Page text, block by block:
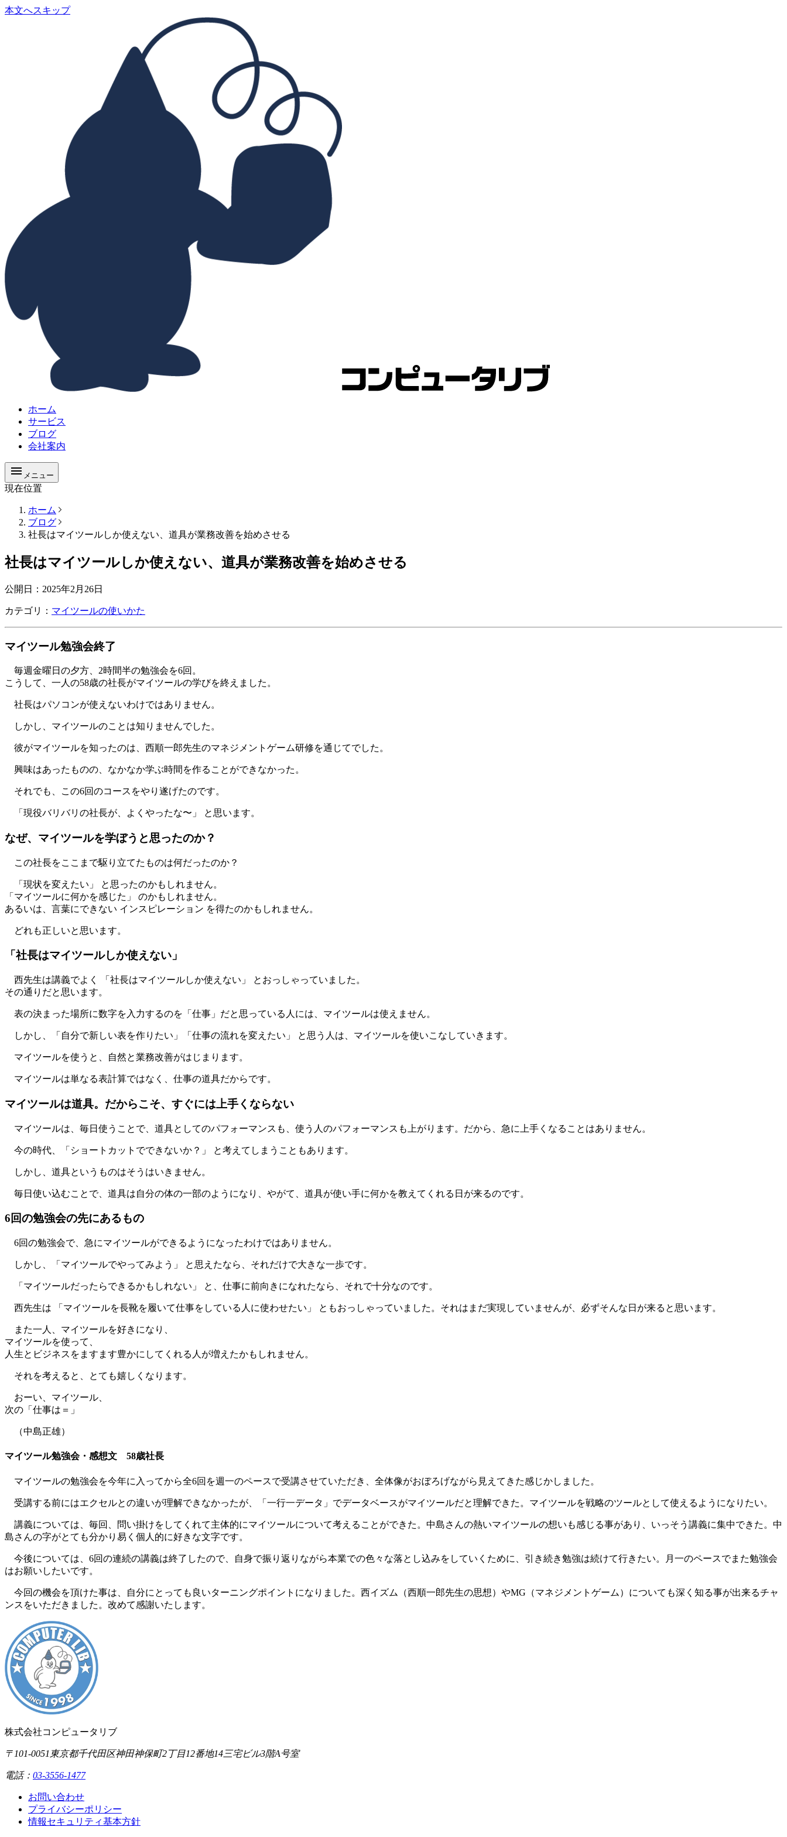
本文へスキップ
ホーム
サービス
ブログ
会社案内
メニュー
現在位置
ホーム
ブログ
社長はマイツールしか使えない、道具が業務改善を始めさせる
社長はマイツールしか使えない、道具が業務改善を始めさせる
公開日： 2025年2月26日
カテゴリ： マイツールの使いかた
マイツール勉強会終了
毎週金曜日の夕方、2時間半の勉強会を6回。
こうして、一人の58歳の社長がマイツールの学びを終えました。
社長はパソコンが使えないわけではありません。
しかし、マイツールのことは知りませんでした。
彼がマイツールを知ったのは、西順一郎先生のマネジメントゲーム研修を通じてでした。
興味はあったものの、なかなか学ぶ時間を作ることができなかった。
それでも、この6回のコースをやり遂げたのです。
「現役バリバリの社長が、よくやったな〜」 と思います。
なぜ、マイツールを学ぼうと思ったのか？
この社長をここまで駆り立てたものは何だったのか？
「現状を変えたい」 と思ったのかもしれません。
「マイツールに何かを感じた」 のかもしれません。
あるいは、言葉にできない インスピレーション を得たのかもしれません。
どれも正しいと思います。
「社長はマイツールしか使えない」
西先生は講義でよく 「社長はマイツールしか使えない」 とおっしゃっていました。
その通りだと思います。
表の決まった場所に数字を入力するのを「仕事」だと思っている人には、マイツールは使えません。
しかし、「自分で新しい表を作りたい」「仕事の流れを変えたい」 と思う人は、マイツールを使いこなしていきます。
マイツールを使うと、自然と業務改善がはじまります。
マイツールは単なる表計算ではなく、仕事の道具だからです。
マイツールは道具。だからこそ、すぐには上手くならない
マイツールは、毎日使うことで、道具としてのパフォーマンスも、使う人のパフォーマンスも上がります。だから、急に上手くなることはありません。
今の時代、「ショートカットでできないか？」 と考えてしまうこともあります。
しかし、道具というものはそうはいきません。
毎日使い込むことで、道具は自分の体の一部のようになり、やがて、道具が使い手に何かを教えてくれる日が来るのです。
6回の勉強会の先にあるもの
6回の勉強会で、急にマイツールができるようになったわけではありません。
しかし、「マイツールでやってみよう」 と思えたなら、それだけで大きな一歩です。
「マイツールだったらできるかもしれない」 と、仕事に前向きになれたなら、それで十分なのです。
西先生は 「マイツールを長靴を履いて仕事をしている人に使わせたい」 ともおっしゃっていました。それはまだ実現していませんが、必ずそんな日が来ると思います。
また一人、マイツールを好きになり、
マイツールを使って、
人生とビジネスをますます豊かにしてくれる人が増えたかもしれません。
それを考えると、とても嬉しくなります。
おーい、マイツール、
次の「仕事は＝」
（中島正雄）
マイツール勉強会・感想文 58歳社長
マイツールの勉強会を今年に入ってから全6回を週一のペースで受講させていただき、全体像がおぼろげながら見えてきた感じかしました。
受講する前にはエクセルとの違いが理解できなかったが、「一行一データ」でデータベースがマイツールだと理解できた。マイツールを戦略のツールとして使えるようになりたい。
講義については、毎回、問い掛けをしてくれて主体的にマイツールについて考えることができた。中島さんの熱いマイツールの想いも感じる事があり、いっそう講義に集中できた。中
島さんの字がとても分かり易く個人的に好きな文字です。
今後については、6回の連続の講義は終了したので、自身で振り返りながら本業での色々な落とし込みをしていくために、引き続き勉強は続けて行きたい。月一のペースでまた勉強会
はお願いしたいです。
今回の機会を頂けた事は、自分にとっても良いターニングポイントになりました。西イズム（西順一郎先生の思想）やMG（マネジメントゲーム）についても深く知る事が出来るチャ
ンスをいただきました。改めて感謝いたします。
株式会社コンピュータリブ
〒101-0051 東京都千代田区神田神保町2丁目12番地14 三宅ビル3階A号室
電話： 03-3556-1477
お問い合わせ
プライバシーポリシー
情報セキュリティ基本方針